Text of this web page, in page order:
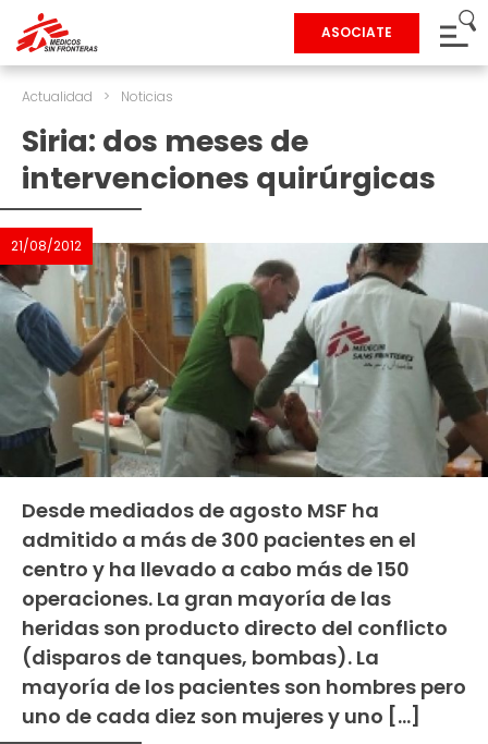
ASOCIATE
Actualidad > Noticias
Siria: dos meses de
intervenciones quirúrgicas
21/08/2012
Desde mediados de agosto MSF ha
admitido a más de 300 pacientes en el
centro y ha llevado a cabo más de 150
operaciones. La gran mayoría de las
heridas son producto directo del conflicto
(disparos de tanques, bombas). La
mayoría de los pacientes son hombres pero
uno de cada diez son mujeres y uno […]